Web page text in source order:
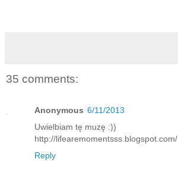
35 comments:
Anonymous 6/11/2013
Uwielbiam tę muzę :))
http://lifearemomentsss.blogspot.com/
Reply